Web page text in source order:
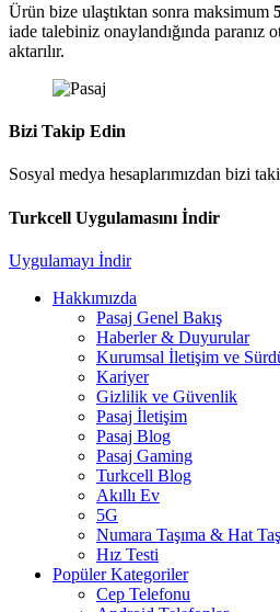
Ürün bize ulaştıktan sonra maksimum
iade talebiniz onaylandığında paranız
aktarılır.
Bizi Takip Edin
Sosyal medya hesaplarımızdan bizi
Turkcell Uygulamasını İndir
Uygulamayı İndir
Hakkımızda
Pasaj Genel Bakış
Haberler & Duyurular
Kurumsal İletişim ve
Kariyer
Gizlilik ve Güvenlik
Pasaj İletişim
Pasaj Blog
Pasaj Gaming
Turkcell Blog
Akıllı Ev
5G
Numara Taşıma & Hat
Hız Testi
Popüler Kategoriler
Cep Telefonu